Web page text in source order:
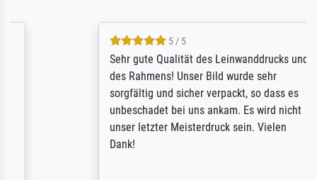
5 / 5
Sehr gute Qualität des Leinwanddrucks und
des Rahmens! Unser Bild wurde sehr
sorgfältig und sicher verpackt, so dass es
unbeschadet bei uns ankam. Es wird nicht
unser letzter Meisterdruck sein. Vielen